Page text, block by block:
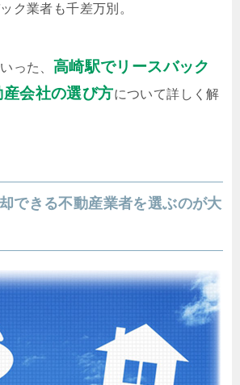
ク業者も千差万別。
った、 高崎駅でリースバック
会社の選び方について詳しく解
できる不動産業者を選ぶのが大